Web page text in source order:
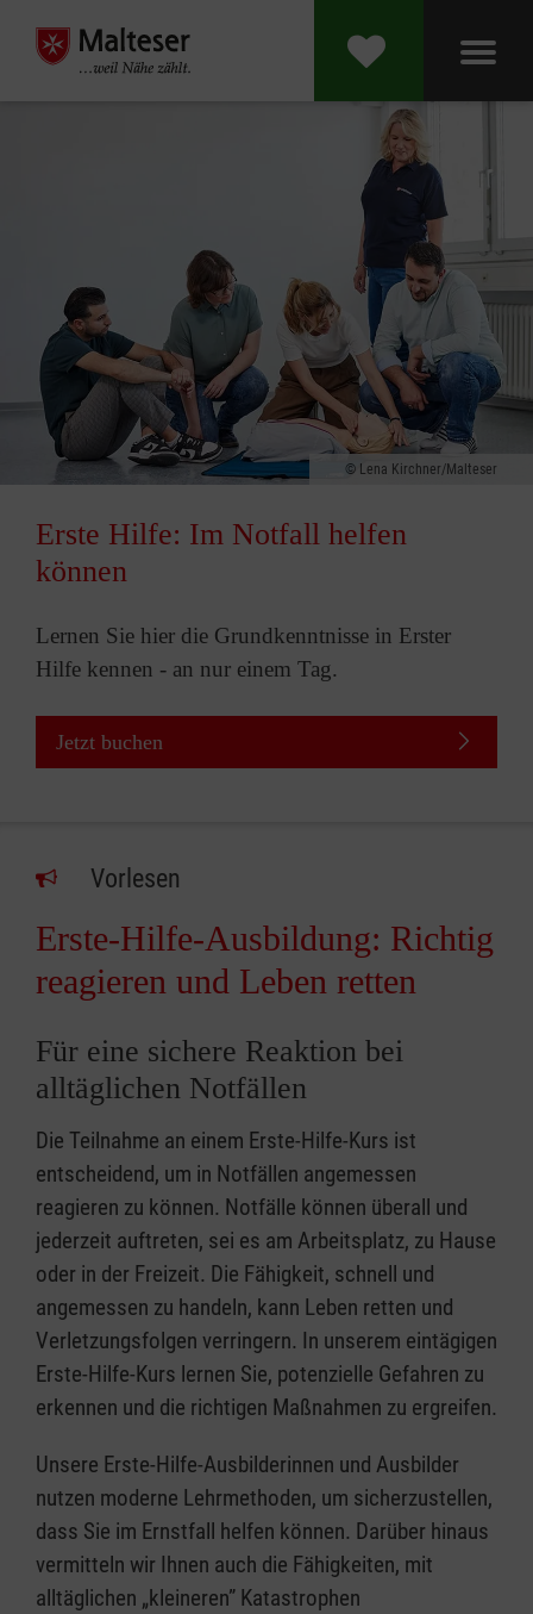
Lena Kirchner/Malteser
Erste Hilfe: Im Notfall helfen
können
Lernen Sie hier die Grundkenntnisse in Erster
Hilfe kennen - an nur einem Tag.
Jetzt buchen
Vorlesen
Erste-Hilfe-Ausbildung: Richtig
reagieren und Leben retten
Für eine sichere Reaktion bei
alltäglichen Notfällen
Die Teilnahme an einem Erste-Hilfe-Kurs ist
entscheidend, um in Notfällen angemessen
reagieren zu können. Notfälle können überall und
jederzeit auftreten, sei es am Arbeitsplatz, zu Hause
oder in der Freizeit. Die Fähigkeit, schnell und
angemessen zu handeln, kann Leben retten und
Verletzungsfolgen verringern. In unserem eintägigen
Erste-Hilfe-Kurs lernen Sie, potenzielle Gefahren zu
erkennen und die richtigen Maßnahmen zu ergreifen.
Unsere Erste-Hilfe-Ausbilderinnen und Ausbilder
nutzen moderne Lehrmethoden, um sicherzustellen,
dass Sie im Ernstfall helfen können. Darüber hinaus
vermitteln wir Ihnen auch die Fähigkeiten, mit
alltäglichen „kleineren” Katastrophen